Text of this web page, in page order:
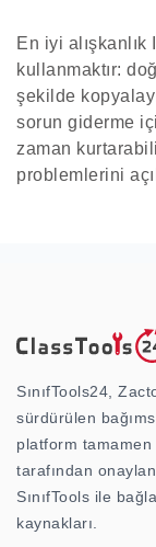
En iyi
kullanmaktır:
şekilde
sorun giderme
zaman
problemlerini
SınıfTools24,
sürdürülen
platform tamamen
tarafından
SınıfTools ile
kaynakları.